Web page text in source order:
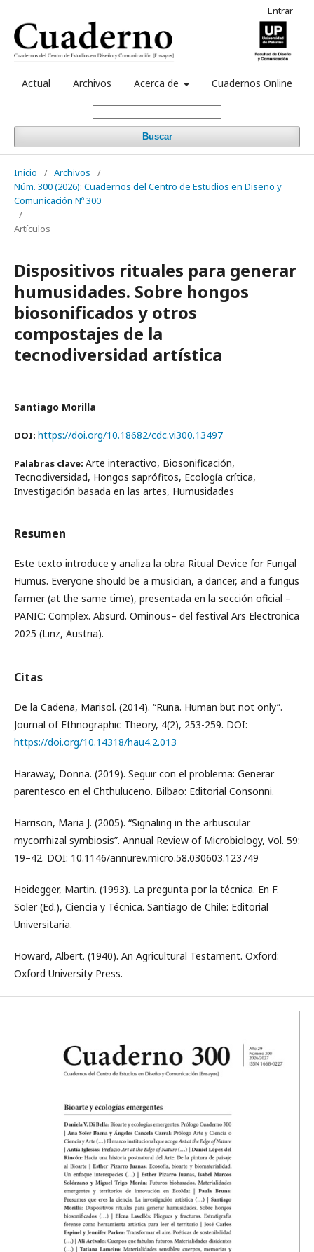
Actual Archivos Acerca de Cuadernos Online
Buscar
Entrar
Inicio / Archivos
/
Núm. 300 (2026): Cuadernos del Centro de Estudios en Diseño y
Comunicación Nº 300
/
Artículos
Dispositivos rituales para generar
humusidades. Sobre hongos
biosonificados y otros
compostajes de la
tecnodiversidad artística
Santiago Morilla
DOI: https://doi.org/10.18682/cdc.vi300.13497
Palabras clave: Arte interactivo, Biosonificación,
Tecnodiversidad, Hongos saprófitos, Ecología crítica,
Investigación basada en las artes, Humusidades
Resumen
Este texto introduce y analiza la obra Ritual Device for Fungal
Humus. Everyone should be a musician, a dancer, and a fungus
farmer (at the same time), presentada en la sección oficial –
PANIC: Complex. Absurd. Ominous– del festival Ars Electronica
2025 (Linz, Austria).
Citas
De la Cadena, Marisol. (2014). “Runa. Human but not only”.
Journal of Ethnographic Theory, 4(2), 253-259. DOI:
https://doi.org/10.14318/hau4.2.013
Haraway, Donna. (2019). Seguir con el problema: Generar
parentesco en el Chthuluceno. Bilbao: Editorial Consonni.
Harrison, Maria J. (2005). “Signaling in the arbuscular
mycorrhizal symbiosis”. Annual Review of Microbiology, Vol. 59:
19–42. DOI: 10.1146/annurev.micro.58.030603.123749
Heidegger, Martin. (1993). La pregunta por la técnica. En F.
Soler (Ed.), Ciencia y Técnica. Santiago de Chile: Editorial
Universitaria.
Howard, Albert. (1940). An Agricultural Testament. Oxford:
Oxford University Press.